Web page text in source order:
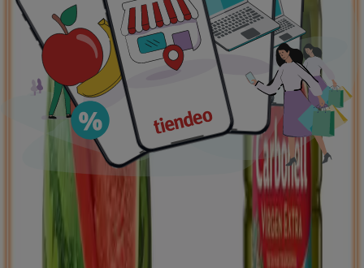
supermercadosjardín y bricolaje Freidora de airepatinete
eléctrico
viajesaceite de olivacomida
asiática
aguacates bomba de agua
Tiendeo en tu ciudad
Barcelona Valencia
Zaragoza
Palma de Mallorca Alicante
Murcia
Las Palmas de Gran Canaria
Córdoba Valladolid
Vigo
Granada
Ver más ciudades